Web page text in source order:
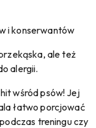
i konserwantów
ale też
alergii.
wśród psów! Jej
łatwo porcjować
treningu czy